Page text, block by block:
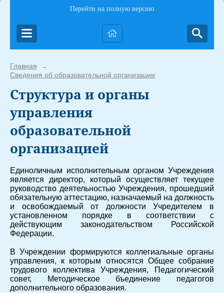
Перейти на полную версию
Главная →
Сведения об образовательной организации
Структура и органы
управления
образовательной
организацией
Единоличным исполнительным органом Учреждения
является директор, который осуществляет текущее
руководство деятельностью Учреждения, прошедший
обязательную аттестацию, назначаемый на должность
и освобождаемый от должности Учредителем в
установленном порядке в соответствии с
действующим законодательством Российской
Федерации.
В Учреждении формируются коллегиальные органы
управления, к которым относятся Общее собрание
трудового коллектива Учреждения, Педагогический
совет, Методическое бъединение педагогов
дополнительного образования.